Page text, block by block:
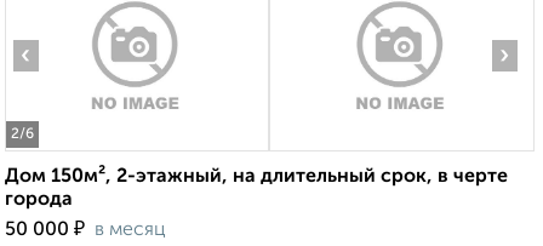
2/6
‹ ›
Дом 150м², 2-этажный, на длительный срок, в черте
города
50 000 ₽ в месяц